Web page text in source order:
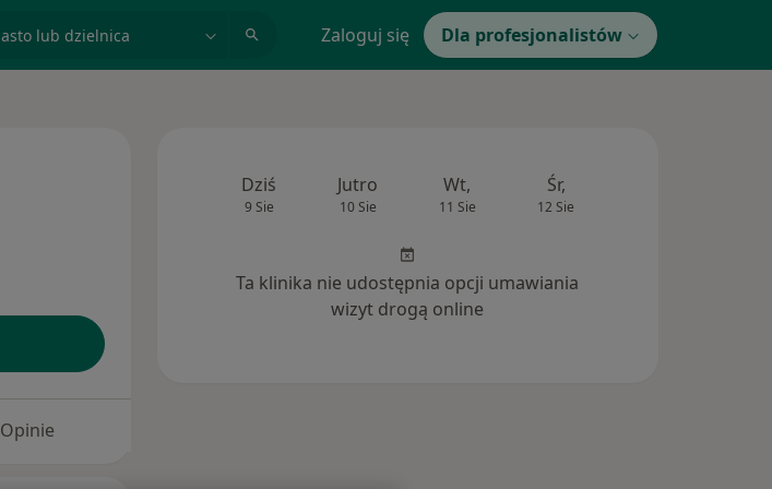
Zaloguj się Dla profesjonalistów
Opinie
Dziś
9 Sie
Jutro
10 Sie
Wt,
11 Sie
Śr,
12 Sie
Ta klinika nie udostępnia opcji umawiania
wizyt drogą online